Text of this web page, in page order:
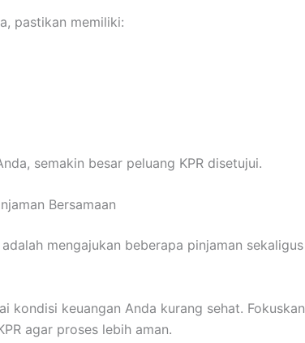
pastikan memiliki:
semakin besar peluang KPR disetujui.
Bersamaan
mengajukan beberapa pinjaman sekaligus
kondisi keuangan Anda kurang sehat. Fokuskan
agar proses lebih aman.